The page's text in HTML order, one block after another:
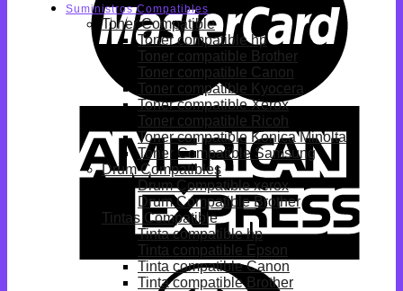
Suministros Compatibles
Toner Compatible
Toner compatible hp
Toner compatible Brother
Toner compatible Canon
Toner compatible Kyocera
Toner compatible Xerox
Toner compatible Ricoh
Toner compatible Konica Minolta
Toner Compatible Samsung
Drum Compatibles
Drum Compatible xerox
Drum Compatible Brother
Tintas Compatible
Tinta compatible hp
Tinta compatible Epson
Tinta compatible Canon
Tinta compatible Brother